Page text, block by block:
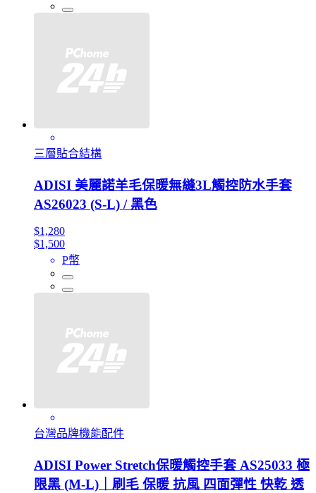
三層貼合結構
ADISI 美麗諾羊毛保暖無縫3L觸控防水手套
AS26023 (S-L) / 黑色
$1,280
$1,500
P幣
台灣品牌機能配件
ADISI Power Stretch保暖觸控手套 AS25033 極
限黑 (M-L)｜刷毛 保暖 抗風 四面彈性 快乾 透